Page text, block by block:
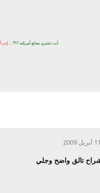
أنت تشتري بضائع أمريكية ؟؟!! ... إذن
11 أبريل 2009
تالق واضح وجلي